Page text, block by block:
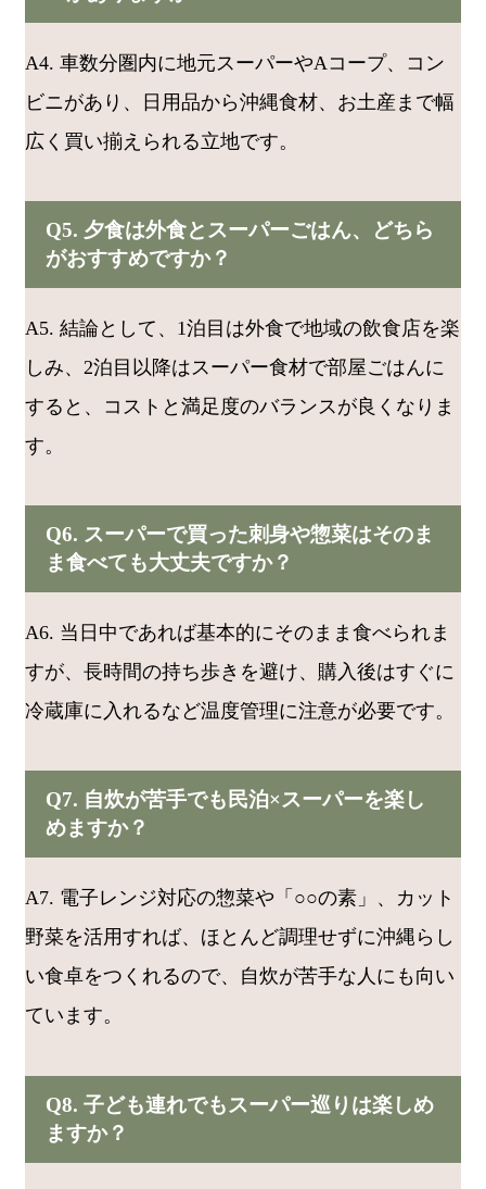
A4. 車数分圏内に地元スーパーやAコープ、コン
ビニがあり、日用品から沖縄食材、お土産まで幅
広く買い揃えられる立地です。
Q5. 夕食は外食とスーパーごはん、どちら
がおすすめですか？
A5. 結論として、1泊目は外食で地域の飲食店を楽
しみ、2泊目以降はスーパー食材で部屋ごはんに
すると、コストと満足度のバランスが良くなりま
す。
Q6. スーパーで買った刺身や惣菜はそのま
ま食べても大丈夫ですか？
A6. 当日中であれば基本的にそのまま食べられま
すが、長時間の持ち歩きを避け、購入後はすぐに
冷蔵庫に入れるなど温度管理に注意が必要です。
Q7. 自炊が苦手でも民泊×スーパーを楽し
めますか？
A7. 電子レンジ対応の惣菜や「○○の素」、カット
野菜を活用すれば、ほとんど調理せずに沖縄らし
い食卓をつくれるので、自炊が苦手な人にも向い
ています。
Q8. 子ども連れでもスーパー巡りは楽しめ
ますか？